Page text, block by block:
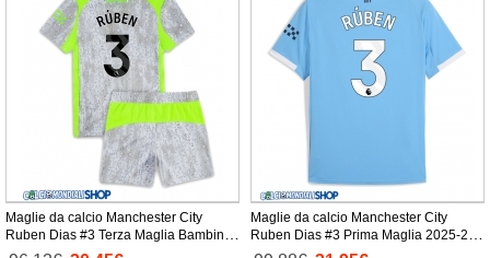
Maglie da calcio Manchester City
Ruben Dias #3 Terza Maglia Bambino
2025-26 Manica Corta + Pantaloni
Maglie da calcio Manchester City
Ruben Dias #3 Prima Maglia 2025-26
Manica Corta